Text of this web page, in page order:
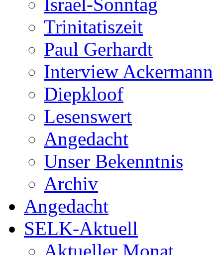
Trinitatiszeit
Paul Gerhardt
Interview Ackermann
Diepkloof
Lesenswert
Angedacht
Unser Bekenntnis
Archiv
Angedacht
SELK-Aktuell